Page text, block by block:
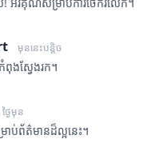
មុននេះបន្តិច
ពុងស្វែងរក។
ងៃមុន
ប់ព័ត៌មានដ៏ល្អនេះ។